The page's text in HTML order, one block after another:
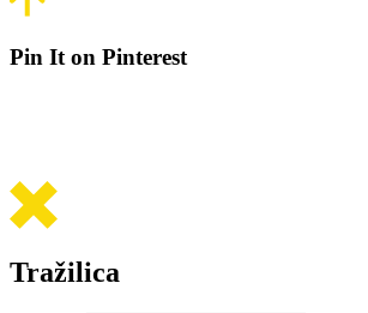
Pin It on Pinterest
Tražilica